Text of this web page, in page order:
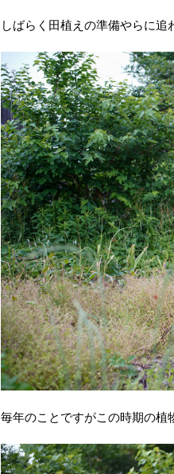
しばらく田植えの準備やらに
毎年のことですがこの時期の植